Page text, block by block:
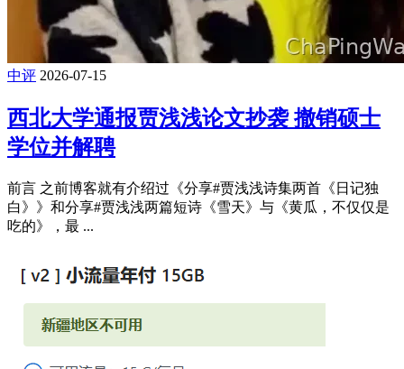
中评 2026-07-15
西北大学通报贾浅浅论文抄袭 撤销硕士
学位并解聘
前言 之前博客就有介绍过《分享#贾浅浅诗集两首《日记独
白》》和分享#贾浅浅两篇短诗《雪天》与《黄瓜，不仅仅是
吃的》，最 ...